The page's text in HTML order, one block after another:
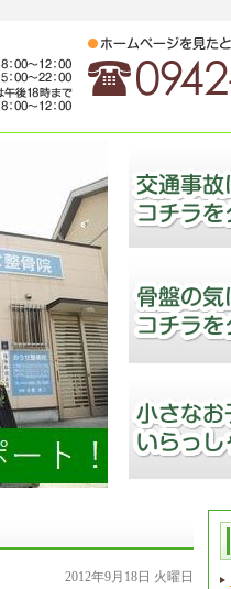
2012年9月18日 火曜日